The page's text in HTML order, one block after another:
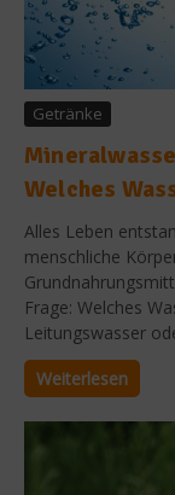
Getränke
Welches
Alles Leben
menschliche
Frage: Welches
Leitungswasser
Weiterlesen